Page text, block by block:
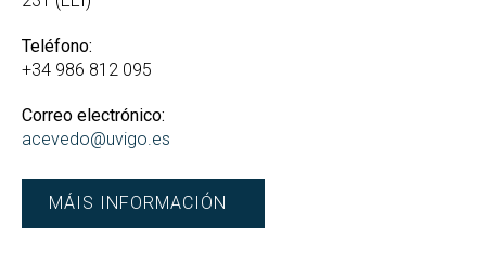
Teléfono:
+34 986 812 095
Correo electrónico:
acevedo@uvigo.es
MÁIS INFORMACIÓN